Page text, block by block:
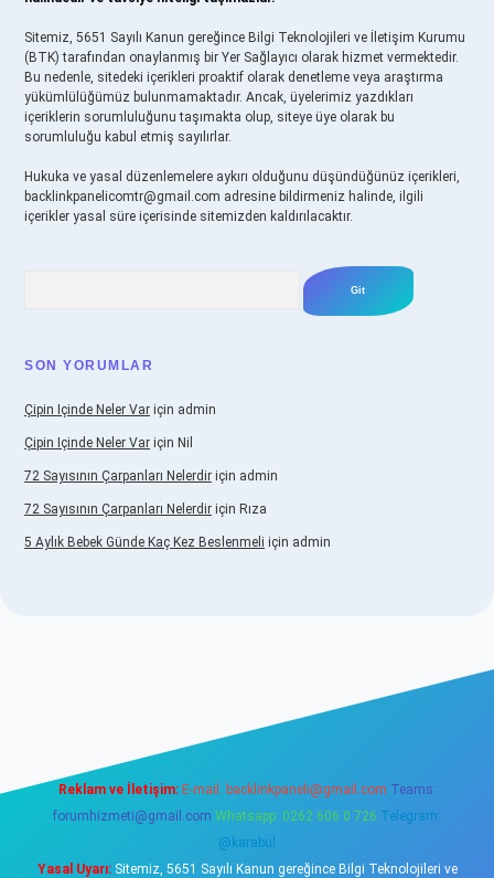
Sitemiz, 5651 Sayılı Kanun gereğince Bilgi Teknolojileri ve İletişim Kurumu
(BTK) tarafından onaylanmış bir Yer Sağlayıcı olarak hizmet vermektedir.
Bu nedenle, sitedeki içerikleri proaktif olarak denetleme veya araştırma
yükümlülüğümüz bulunmamaktadır. Ancak, üyelerimiz yazdıkları
içeriklerin sorumluluğunu taşımakta olup, siteye üye olarak bu
sorumluluğu kabul etmiş sayılırlar.
Hukuka ve yasal düzenlemelere aykırı olduğunu düşündüğünüz içerikleri,
backlinkpanelicomtr@gmail.com adresine bildirmeniz halinde, ilgili
içerikler yasal süre içerisinde sitemizden kaldırılacaktır.
SON YORUMLAR
Çipin Içinde Neler Var için admin
Çipin Içinde Neler Var için Nil
72 Sayısının Çarpanları Nelerdir için admin
72 Sayısının Çarpanları Nelerdir için Rıza
5 Aylık Bebek Günde Kaç Kez Beslenmeli için admin
Reklam ve İletişim: E-mail: backlinkpaneli@gmail.com Teams:
forumhizmeti@gmail.com Whatsapp: 0262 606 0 726 Telegram:
@karabul
Yasal Uyarı:Sitemiz, 5651 Sayılı Kanun gereğince Bilgi Teknolojileri ve